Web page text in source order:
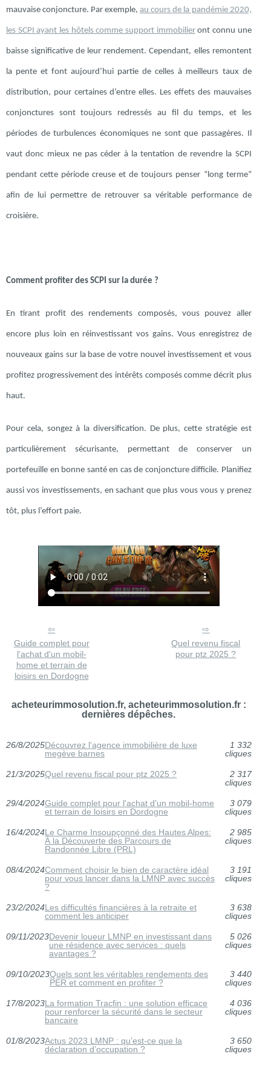
mauvaise conjoncture. Par exemple,au cours de la pandémie 2020,
les SCPI ayant les hôtels comme support immobilieront connu une
baisse significative de leur rendement. Cependant, elles remontent
la pente et font aujourd’hui partie de celles à meilleurs taux de
distribution, pour certaines d’entre elles. Les effets des mauvaises
conjonctures sont toujours redressés au fil du temps, et les
périodes de turbulences économiques ne sont que passagères. Il
vaut donc mieux ne pas céder à la tentation de revendre la SCPI
pendant cette période creuse et de toujours penser “long terme”
afin de lui permettre de retrouver sa véritable performance de
croisière.
Comment profiter des SCPI sur la durée ?
En tirant profit des rendements composés, vous pouvez aller
encore plus loin en réinvestissant vos gains. Vous enregistrez de
nouveaux gains sur la base de votre nouvel investissement et vous
profitez progressivement des intérêts composés comme décrit plus
haut.
Pour cela, songez à la diversification. De plus, cette stratégie est
particulièrement sécurisante, permettant de conserver un
portefeuille en bonne santé en cas de conjoncture difficile. Planifiez
aussi vos investissements, en sachant que plus vous vous y prenez
tôt, plus l’effort paie.
Guide complet pour
l'achat d'un mobil-
home et terrain de
loisirs en Dordogne
Quel revenu fiscal
pour ptz 2025 ?
acheteurimmosolution.fr, acheteurimmosolution.fr :
dernières dépêches.
26/8/2025Découvrez l'agence immobilière de luxe
megève barnes
1 332
cliques
21/3/2025Quel revenu fiscal pour ptz 2025 ?
2 317
cliques
29/4/2024Guide complet pour l'achat d'un mobil-home
et terrain de loisirs en Dordogne
3 079
cliques
16/4/2024Le Charme Insoupçonné des Hautes Alpes:
À la Découverte des Parcours de
Randonnée Libre (PRL)
2 985
cliques
08/4/2024Comment choisir le bien de caractère idéal
pour vous lancer dans la LMNP avec succès
?
3 191
cliques
23/2/2024Les difficultés financières à la retraite et
comment les anticiper
3 638
cliques
09/11/2023Devenir loueur LMNP en investissant dans
une résidence avec services : quels
avantages ?
5 026
cliques
09/10/2023Quels sont les véritables rendements des
PER et comment en profiter ?
3 440
cliques
17/8/2023La formation Tracfin : une solution efficace
pour renforcer la sécurité dans le secteur
bancaire
4 036
cliques
01/8/2023Actus 2023 LMNP : qu’est-ce que la
déclaration d’occupation ?
3 650
cliques